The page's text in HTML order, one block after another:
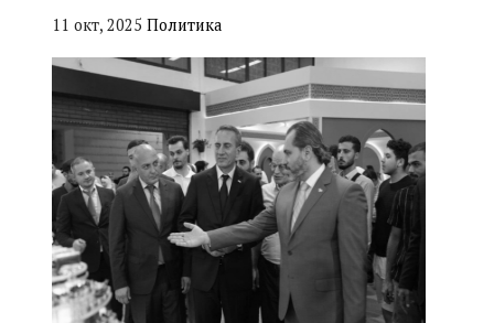
11 окт, 2025 Политика